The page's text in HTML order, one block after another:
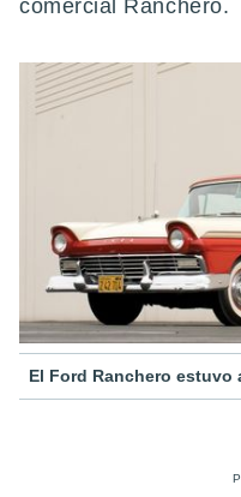
comercial Ranchero.
El Ford Ranchero estuvo